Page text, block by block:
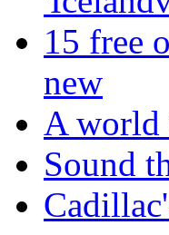
15 free
new
A world
Sound